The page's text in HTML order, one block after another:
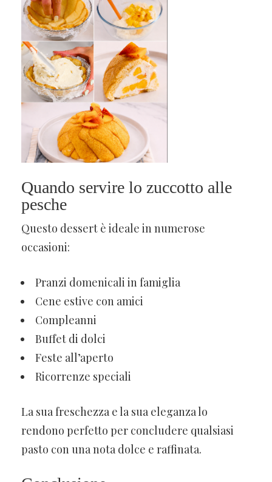
Quando servire lo zuccotto alle
pesche
Questo dessert è ideale in numerose
occasioni:
Pranzi domenicali in famiglia
Cene estive con amici
Compleanni
Buffet di dolci
Feste all’aperto
Ricorrenze speciali
La sua freschezza e la sua eleganza lo
rendono perfetto per concludere qualsiasi
pasto con una nota dolce e raffinata.